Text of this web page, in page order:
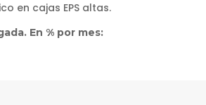
en cajas EPS altas.
En % por mes: